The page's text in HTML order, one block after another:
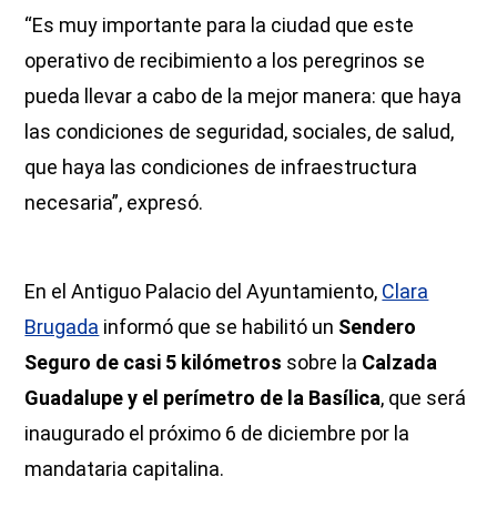
“Es muy importante para la ciudad que este
operativo de recibimiento a los peregrinos se
pueda llevar a cabo de la mejor manera: que haya
las condiciones de seguridad, sociales, de salud,
que haya las condiciones de infraestructura
necesaria”, expresó.
En el Antiguo Palacio del Ayuntamiento, Clara
Brugada informó que se habilitó un Sendero
Seguro de casi 5 kilómetros sobre la Calzada
Guadalupe y el perímetro de la Basílica, que será
inaugurado el próximo 6 de diciembre por la
mandataria capitalina.